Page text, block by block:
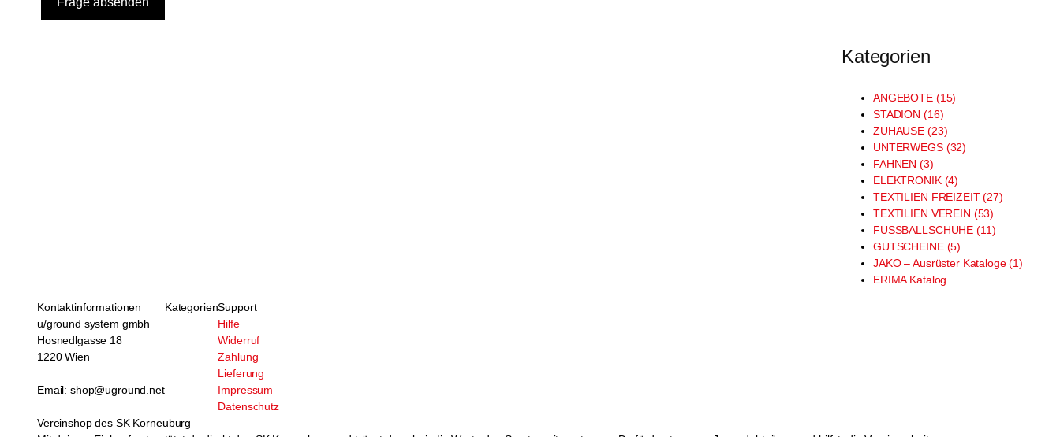
Kategorien
ANGEBOTE (15)
STADION (16)
ZUHAUSE (23)
UNTERWEGS (32)
FAHNEN (3)
ELEKTRONIK (4)
TEXTILIEN FREIZEIT (27)
TEXTILIEN VEREIN (53)
FUSSBALLSCHUHE (11)
GUTSCHEINE (5)
JAKO – Ausrüster Kataloge (1)
ERIMA Katalog
Kontaktinformationen
u/ground system gmbh
Hosnedlgasse 18
1220 Wien
Email: shop@uground.net
KategorienSupport
Hilfe
Widerruf
Zahlung
Lieferung
Impressum
Datenschutz
Vereinshop des SK Korneuburg